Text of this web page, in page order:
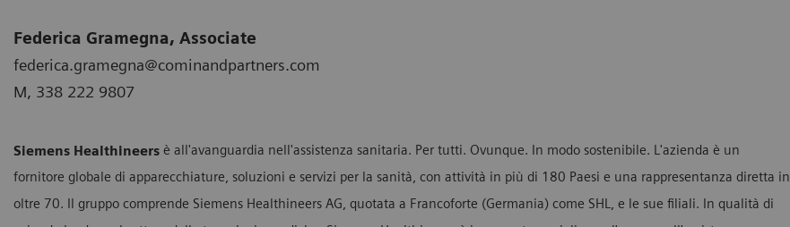
Federica Gramegna, Associate
federica.gramegna@cominandpartners.com
M, 338 222 9807
Siemens Healthineers è all'avanguardia nell'assistenza sanitaria. Per tutti. Ovunque. In modo sostenibile. L'azienda è un
fornitore globale di apparecchiature, soluzioni e servizi per la sanità, con attività in più di 180 Paesi e una rappresentanza diretta in
oltre 70. Il gruppo comprende Siemens Healthineers AG, quotata a Francoforte (Germania) come SHL, e le sue filiali. In qualità di